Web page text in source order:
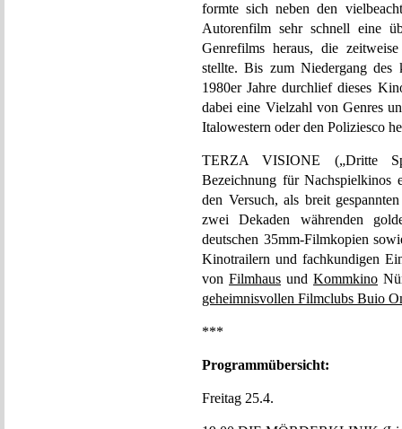
formte sich neben den
Autorenfilm sehr schnell eine
Genrefilms heraus, die
stellte. Bis zum Niedergang des
1980er Jahre durchlief dieses
dabei eine Vielzahl von Genres
Italowestern oder den Poliziesco
TERZA VISIONE („Dritte
Bezeichnung für Nachspielkinos
den Versuch, als breit
zwei Dekaden währenden
deutschen 35mm-Filmkopien
Kinotrailern und fachkundigen
von Filmhaus und Kommkino
geheimnisvollen Filmclubs Buio
***
Programmübersicht:
Freitag 25.4.